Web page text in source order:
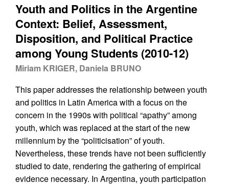
Youth and Politics in the Argentine
Context: Belief, Assessment,
Disposition, and Political Practice
among Young Students (2010-12)
Miriam KRIGER, Daniela BRUNO
This paper addresses the relationship between youth
and politics in Latin America with a focus on the
concern in the 1990s with political “apathy” among
youth, which was replaced at the start of the new
millennium by the “politicisation” of youth.
Nevertheless, these trends have not been sufficiently
studied to date, rendering the gathering of empirical
evidence necessary. In Argentina, youth participation